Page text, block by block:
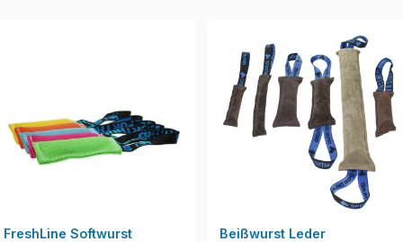
FreshLine Softwurst Beißwurst Leder